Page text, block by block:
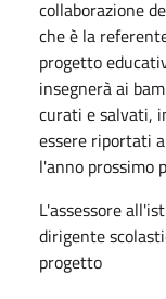
collaborazione
che è la
progetto
insegnerà ai
curati e salvati,
essere riportati
l'anno prossimo
L'assessore
dirigente
progetto